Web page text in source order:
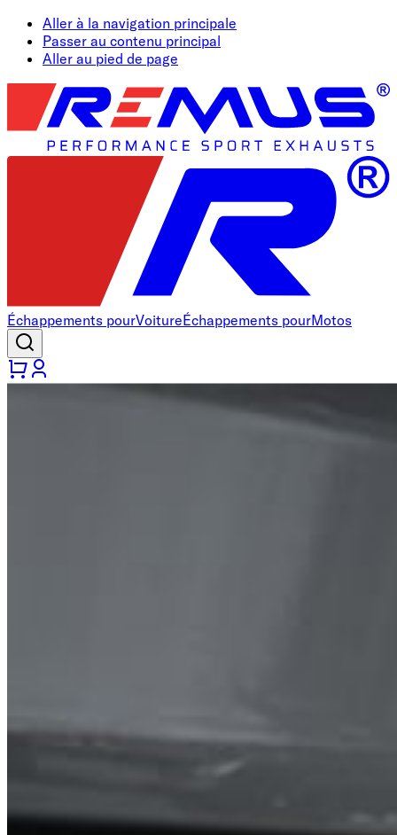
Aller à la navigation principale
Passer au contenu principal
Aller au pied de page
Échappements pourVoitureÉchappements pourMotos